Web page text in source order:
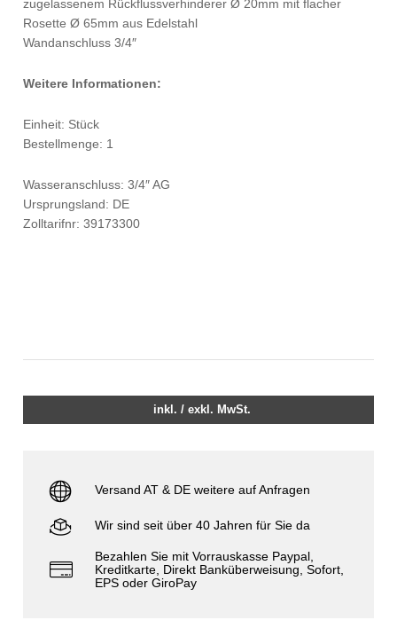
zugelassenem Rückflussverhinderer Ø 20mm mit flacher
Rosette Ø 65mm aus Edelstahl
Wandanschluss 3/4″
Weitere Informationen:
Einheit: Stück
Bestellmenge: 1
Wasseranschluss: 3/4″ AG
Ursprungsland: DE
Zolltarifnr: 39173300
inkl. / exkl. MwSt.
Versand AT & DE weitere auf Anfragen
Wir sind seit über 40 Jahren für Sie da
Bezahlen Sie mit Vorrauskasse Paypal,
Kreditkarte, Direkt Banküberweisung, Sofort,
EPS oder GiroPay